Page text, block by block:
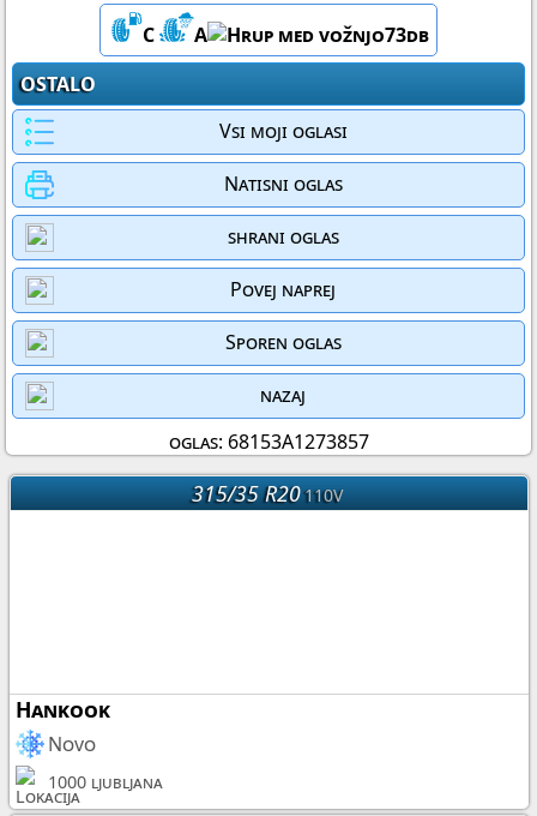
C
A
73db
OSTALO
Vsi moji oglasi
Natisni oglas
shrani oglas
Povej naprej
Sporen oglas
nazaj
oglas: 68153A1273857
315/35 R20110V
Hankook
Novo
1000 ljubljana